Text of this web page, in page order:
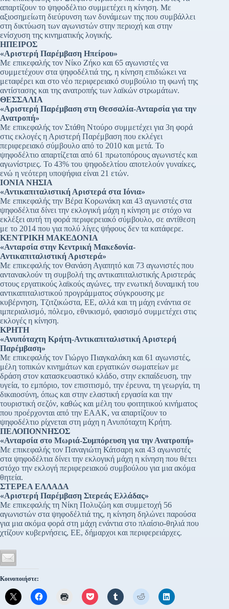
απαρτίζουν το ψηφοδέλτιο συμμετέχει η κίνηση. Με
αξιοσημείωτη διεύρυνση των δυνάμεων της που συμβάλλει
στη δικτύωση των αγωνιστών στην περιοχή και στην
ενίσχυση της κινηματικής λογικής.
ΗΠΕΙΡΟΣ
«Αριστερή Παρέμβαση Ηπείρου»
Με επικεφαλής τον Νίκο Ζήκο και 65 αγωνιστές να
συμμετέχουν στα ψηφοδέλτιά της, η κίνηση επιδιώκει να
μεταφέρει και στο νέο περιφερειακό συμβούλιο τη φωνή της
αντίστασης και της ανατροπής των λαϊκών στρωμάτων.
ΘΕΣΣΑΛΙΑ
«Αριστερή Παρέμβαση στη Θεσσαλία-Ανταρσία για την
Ανατροπή»
Με επικεφαλής τον Στάθη Ντούρο συμμετέχει για 3η φορά
στις εκλογές η Αριστερή Παρέμβαση που εκλέγει
περιφερειακό σύμβουλο από το 2010 και μετά. Το
ψηφοδέλτιο απαρτίζεται από 61 πρωτοπόρους αγωνιστές και
αγωνίστριες. Το 43% του ψηφοδελτίου αποτελούν γυναίκες,
ενώ η νεότερη υποψήφια είναι 21 ετών.
ΙΟΝΙΑ ΝΗΣΙΑ
«Αντικαπιταλιστική Αριστερά στα Ιόνια»
Με επικεφαλής την Βέρα Κορωνάκη και 43 αγωνιστές στα
ψηφοδέλτια δίνει την εκλογική μάχη η κίνηση με στόχο να
εκλέξει αυτή τη φορά περιφερειακό σύμβουλο, σε αντίθεση
με το 2014 που για πολύ λίγες ψήφους δεν τα κατάφερε.
ΚΕΝΤΡΙΚΗ ΜΑΚΕΔΟΝΙΑ
«Ανταρσία στην Κεντρική Μακεδονία-
Αντικαπιταλιστική Αριστερά»
Με επικεφαλής τον Θανάση Αγαπητό και 73 αγωνιστές που
αντανακλούν τη συμβολή της αντικαπιταλιστικής Αριστεράς
στους εργατικούς λαϊκούς αγώνες, την ενωτική δυναμική του
αντικαπιταλιστικού προγράμματος σύγκρουσης με
κυβέρνηση, Τζιτζικώστα, ΕΕ, αλλά και τη μάχη ενάντια σε
ιμπεριαλισμό, πόλεμο, εθνικισμό, φασισμό συμμετέχει στις
εκλογές η κίνηση.
ΚΡΗΤΗ
«Ανυπόταχτη Κρήτη-Αντικαπιταλιστική Αριστερή
Παρέμβαση»
Με επικεφαλής τον Γιώργο Πιαγκαλάκη και 61 αγωνιστές,
μέλη τοπικών κινημάτων και εργατικών σωματείων με
δράση στον κατασκευαστικό κλάδο, στην εκπαίδευση, την
υγεία, το εμπόριο, τον επισιτισμό, την έρευνα, τη γεωργία, τη
δικαιοσύνη, όπως και στην ελαστική εργασία και την
τουριστική σεζόν, καθώς και μέλη του φοιτητικού κινήματος
που προέρχονται από την ΕΑΑΚ, να απαρτίζουν το
ψηφοδέλτιο ρίχνεται στη μάχη η Ανυπόταχτη Κρήτη.
ΠΕΛΟΠΟΝΝΗΣΟΣ
«Ανταρσία στο Μωριά-Συμπόρευση για την Ανατροπή»
Με επικεφαλής τον Παναγιώτη Κάτσαρη και 43 αγωνιστές
στα ψηφοδέλτια δίνει την εκλογική μάχη η κίνηση που θέτει
στόχο την εκλογή περιφερειακού συμβούλου για μια ακόμα
θητεία.
ΣΤΕΡΕΑ ΕΛΛΑΔΑ
«Αριστερή Παρέμβαση Στερεάς Ελλάδας»
Με επικεφαλής τη Νίκη Πολυζώη και συμμετοχή 56
αγωνιστών στα ψηφοδέλτιά της, η κίνηση δηλώνει παρούσα
για μια ακόμα φορά στη μάχη ενάντια στο πλαίσιο-θηλιά που
χτίζουν κυβερνήσεις, ΕΕ, δήμαρχοι και περιφερειάρχες.
Κοινοποιήστε: